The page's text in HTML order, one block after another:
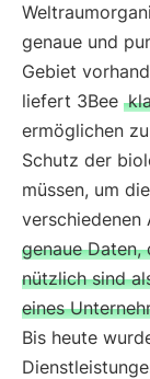
genaue und
Gebiet
liefert 3Bee
ermöglichen
Schutz der
müssen, um
verschiedenen
genaue
nützlich sind
eines
Bis heute